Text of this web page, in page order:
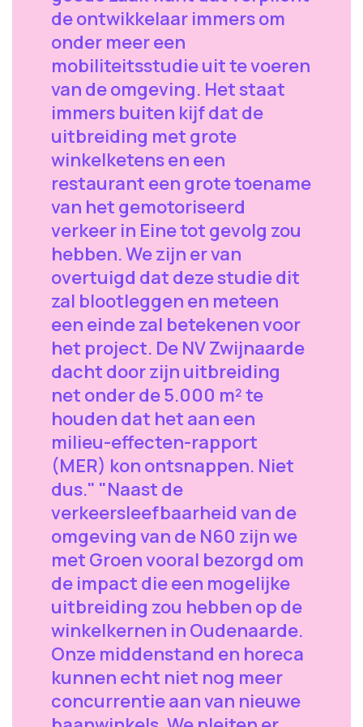
de ontwikkelaar immers om
onder meer een
mobiliteitsstudie uit te voeren
van de omgeving. Het staat
immers buiten kijf dat de
uitbreiding met grote
winkelketens en een
restaurant een grote toename
van het gemotoriseerd
verkeer in Eine tot gevolg zou
hebben. We zijn er van
overtuigd dat deze studie dit
zal blootleggen en meteen
een einde zal betekenen voor
het project. De NV Zwijnaarde
dacht door zijn uitbreiding
net onder de 5.000 m² te
houden dat het aan een
milieu-effecten-rapport
(MER) kon ontsnappen. Niet
dus." "Naast de
verkeersleefbaarheid van de
omgeving van de N60 zijn we
met Groen vooral bezorgd om
de impact die een mogelijke
uitbreiding zou hebben op de
winkelkernen in Oudenaarde.
Onze middenstand en horeca
kunnen echt niet nog meer
concurrentie aan van nieuwe